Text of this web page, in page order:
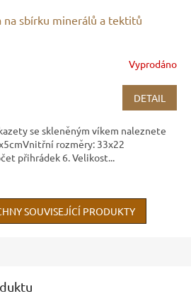
na sbírku minerálů a tektitů
Vyprodáno
DETAIL
se skleněným víkem naleznete
rozměry: 33x22
přihrádek 6. Velikost...
SOUVISEJÍCÍ PRODUKTY